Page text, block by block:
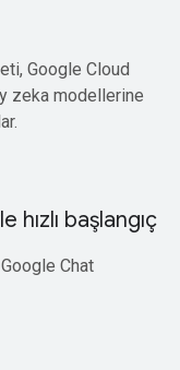
Google Cloud
zeka modellerine
başlangıç
Chat